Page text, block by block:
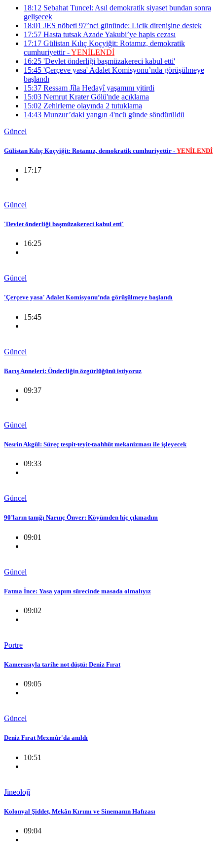
18:12 Sebahat Tuncel: Asıl demokratik siyaset bundan sonra
gelişecek
18:01 JES nöbeti 97’nci gününde: Licik direnişine destek
17:57 Hasta tutsak Azade Yakubi’ye hapis cezası
17:17 Gülistan Kılıç Koçyiğit: Rotamız, demokratik
cumhuriyettir -YENİLENDİ
16:25 'Devlet önderliği başmüzakereci kabul etti'
15:45 'Çerçeve yasa' Adalet Komisyonu’nda görüşülmeye
başlandı
15:37 Ressam Jîla Hedayî yaşamını yitirdi
15:03 Nemrut Krater Gölü'nde açıklama
15:02 Zehirleme olayında 2 tutuklama
14:43 Munzur’daki yangın 4'ncü günde söndürüldü
Güncel
Gülistan Kılıç Koçyiğit: Rotamız, demokratik cumhuriyettir - YENİLENDİ
17:17
Güncel
'Devlet önderliği başmüzakereci kabul etti'
16:25
Güncel
'Çerçeve yasa' Adalet Komisyonu’nda görüşülmeye başlandı
15:45
Güncel
Barış Anneleri: Önderliğin özgürlüğünü istiyoruz
09:37
Güncel
Nesrin Akgül: Süreç tespit-teyit-taahhüt mekanizması ile işleyecek
09:33
Güncel
90’ların tanığı Narınç Önver: Köyümden hiç çıkmadım
09:01
Güncel
Fatma İnce: Yasa yapım sürecinde masada olmalıyız
09:02
Portre
Kamerasıyla tarihe not düştü: Deniz Fırat
09:05
Güncel
Deniz Fırat Mexmûr'da anıldı
10:51
Jineolojî
Kolonyal Şiddet, Mekân Kırımı ve Sinemanın Hafızası
09:04